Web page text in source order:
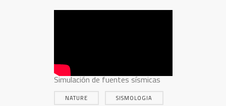
Simulación de fuentes sísmicas
NATURE SISMOLOGIA